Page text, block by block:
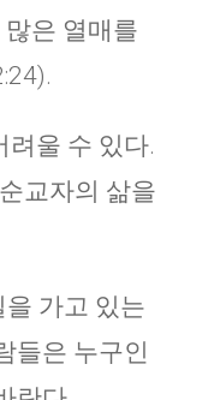
은 열매를
려울 수 있다.
교자의 삶을
가고 있는
들은 누구인